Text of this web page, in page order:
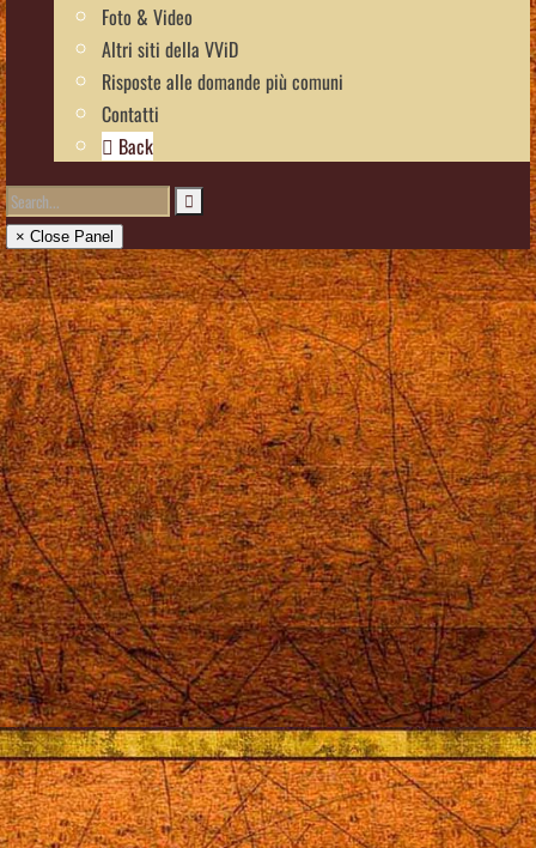
Foto & Video
Altri siti della VViD
Risposte alle domande più comuni
Contatti
Back
× Close Panel